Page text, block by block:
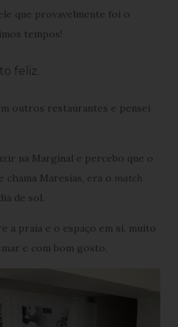
que provavelmente foi o
tempos!
feliz.
outros restaurantes e pensei
na Marginal e percebo que o
chama Maresias, era o match
de sol.
a praia e o espaço em si, muito
e com bom gosto.